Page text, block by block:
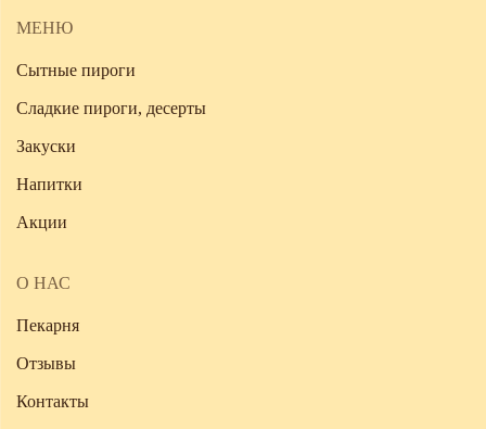
МЕНЮ
Сытные пироги
Сладкие пироги, десерты
Закуски
Напитки
Акции
О НАС
Пекарня
Отзывы
Контакты